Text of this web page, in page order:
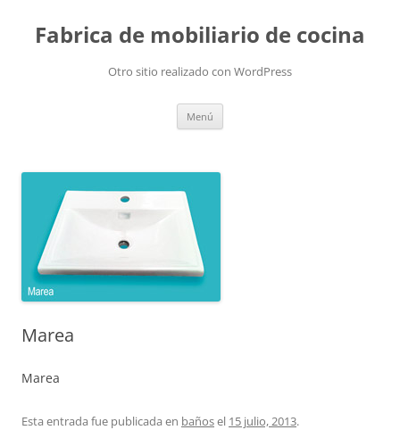
Fabrica de mobiliario de cocina
Otro sitio realizado con WordPress
Menú
Marea
Marea
Esta entrada fue publicada en bañosel 15 julio, 2013.